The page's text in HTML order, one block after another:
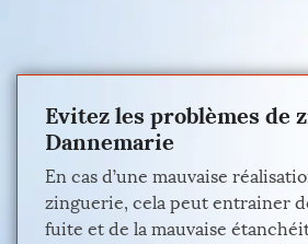
Evitez les problèmes de
Dannemarie
En cas d’une mauvaise
zinguerie, cela peut entrainer
fuite et de la mauvaise